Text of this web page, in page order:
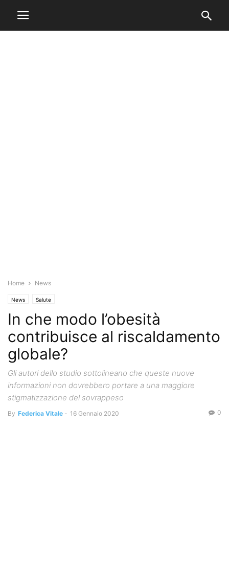
Home News
News Salute
In che modo l’obesità
contribuisce al riscaldamento
globale?
Gli autori dello studio sottolineano che queste nuove
informazioni non dovrebbero portare a una maggiore
stigmatizzazione del sovrappeso
By Federica Vitale - 16 Gennaio 2020 0